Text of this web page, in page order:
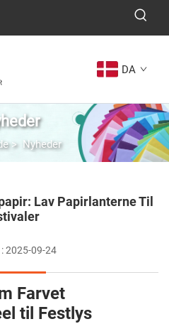
DA
> Nyheder
Lav Papirlanterne Til
2025-09-24
Farvet
til Festlys